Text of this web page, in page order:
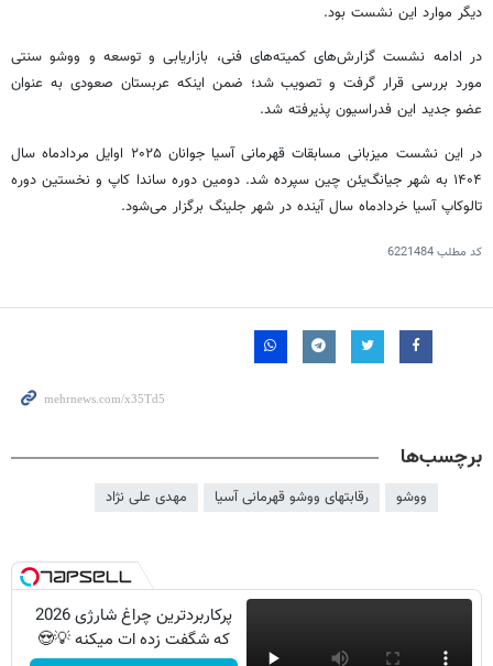
دیگر موارد این نشست بود.
در ادامه نشست گزارش‌های کمیته‌های فنی، بازاریابی و توسعه و ووشو سنتی
مورد بررسی قرار گرفت و تصویب شد؛ ضمن اینکه عربستان صعودی به عنوان
عضو جدید این فدراسیون پذیرفته شد.
در این نشست میزبانی مسابقات قهرمانی آسیا جوانان ۲۰۲۵ اوایل مردادماه سال
۱۴۰۴ به شهر جیانگ‌یئن چین سپرده شد. دومین دوره ساندا کاپ و نخستین دوره
تالوکاپ آسیا خردادماه سال آینده در شهر جلینگ برگزار می‌شود.
کد مطلب6221484
برچسب‌ها
ووشو رقابتهای ووشو قهرمانی آسیا مهدی علی نژاد
پرکاربردترین چراغ شارژی 2026
که شگفت زده ات میکنه 💡😍